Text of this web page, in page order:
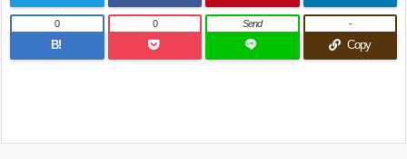
B!
0 0 Send
Copy
-